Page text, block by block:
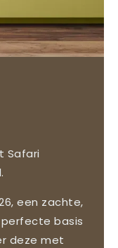
Safari
een zachte,
basis
deze met